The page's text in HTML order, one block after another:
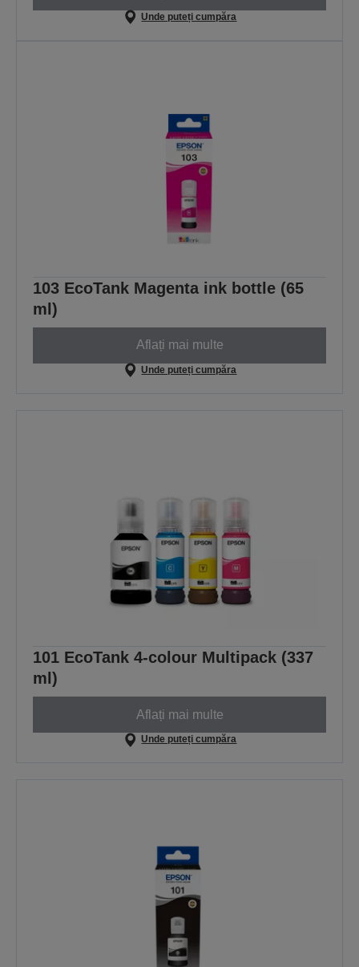
Unde puteți cumpăra
103 EcoTank Magenta ink bottle (65
ml)
Aflați mai multe
Unde puteți cumpăra
101 EcoTank 4-colour Multipack (337
ml)
Aflați mai multe
Unde puteți cumpăra